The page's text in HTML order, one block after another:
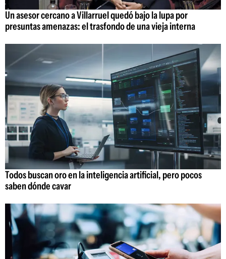
Un asesor cercano a Villarruel quedó bajo la lupa por
presuntas amenazas: el trasfondo de una vieja interna
Todos buscan oro en la inteligencia artificial, pero pocos
saben dónde cavar